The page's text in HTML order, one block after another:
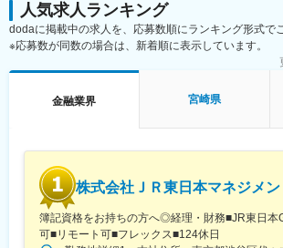
駅、島ノ関駅、水口石橋駅、一乗寺駅、宇治
駅、和泉大宮駅、ＪＲ河内永和駅、みなと元
駅、高田駅(奈良県)、香芝駅、倉敷市駅、山
駅前駅、後免中町駅、東新木駅、甘木駅(甘
駅、島原船津駅、原爆資料館駅、佐世保中央
公園駅、ひばりが丘駅(北海道)、千歳町駅(北
前駅、あおば通駅、峰駅、上野駅、堀切駅、
駅、鹿児駅、桜町駅(長崎県)、浦上駅前駅、
人気求人ランキング
dodaに掲載中の求人を、応募数順にランキング形式で
※応募数が同数の場合は、新着順に表示しています。
金融業界 宮崎県
株式会社ＪＲ東日本マネジメ
簿記資格をお持ちの方へ◎経理・財務■JR東日本
可■リモート可■フレックス■124休日